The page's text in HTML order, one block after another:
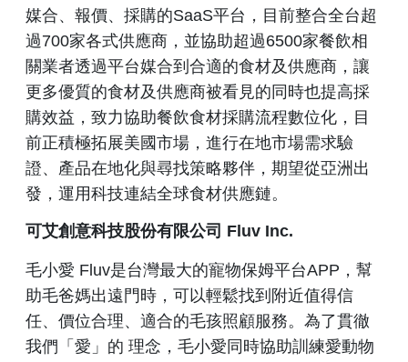
媒合、報價、採購的SaaS平台，目前整合全台超
過700家各式供應商，並協助超過6500家餐飲相
關業者透過平台媒合到合適的食材及供應商，讓
更多優質的食材及供應商被看見的同時也提高採
購效益，致力協助餐飲食材採購流程數位化，目
前正積極拓展美國市場，進行在地市場需求驗
證、產品在地化與尋找策略夥伴，期望從亞洲出
發，運用科技連結全球食材供應鏈。
可艾創意科技股份有限公司 Fluv Inc.
毛小愛 Fluv是台灣最大的寵物保姆平台APP，幫
助毛爸媽出遠門時，可以輕鬆找到附近值得信
任、價位合理、適合的毛孩照顧服務。為了貫徹
我們「愛」的 理念，毛小愛同時協助訓練愛動物